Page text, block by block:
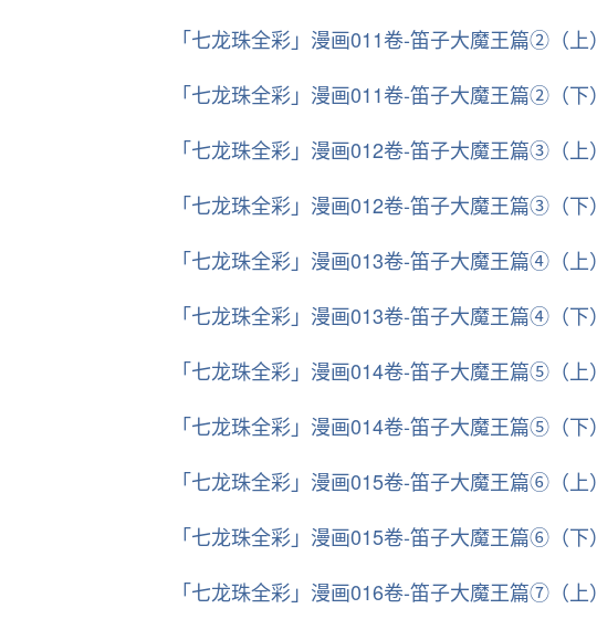
「七龙珠全彩」漫画011卷-笛子大魔王篇②（上）
「七龙珠全彩」漫画011卷-笛子大魔王篇②（下）
「七龙珠全彩」漫画012卷-笛子大魔王篇③（上）
「七龙珠全彩」漫画012卷-笛子大魔王篇③（下）
「七龙珠全彩」漫画013卷-笛子大魔王篇④（上）
「七龙珠全彩」漫画013卷-笛子大魔王篇④（下）
「七龙珠全彩」漫画014卷-笛子大魔王篇⑤（上）
「七龙珠全彩」漫画014卷-笛子大魔王篇⑤（下）
「七龙珠全彩」漫画015卷-笛子大魔王篇⑥（上）
「七龙珠全彩」漫画015卷-笛子大魔王篇⑥（下）
「七龙珠全彩」漫画016卷-笛子大魔王篇⑦（上）